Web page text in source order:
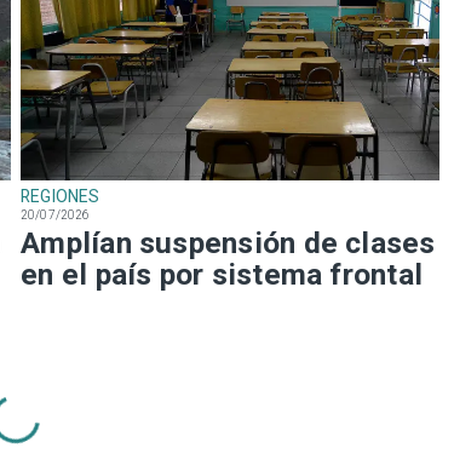
REGIONES
20/07/2026
Amplían suspensión de clases
en el país por sistema frontal